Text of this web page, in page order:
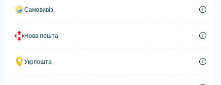
Самовивіз
Нова пошта
Укрпошта